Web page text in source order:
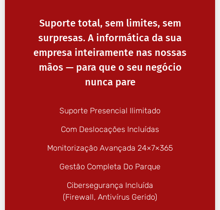
Suporte total, sem limites, sem
surpresas. A informática da sua
empresa inteiramente nas nossas
mãos — para que o seu negócio
nunca pare
Suporte Presencial Ilimitado
Com Deslocações Incluídas
Monitorização Avançada 24×7×365
Gestão Completa Do Parque
Cibersegurança Incluída
(firewall, Antivírus Gerido)